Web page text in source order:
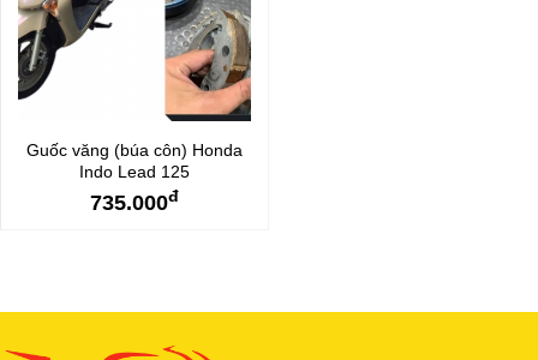
Guốc văng (búa côn) Honda
Indo Lead 125
735.000đ